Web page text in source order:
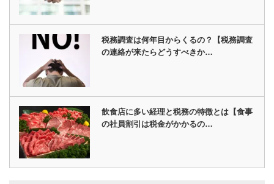
税務調査は何年目からくるの？【税務調査
の連絡が来たらどうすべきか…
飲食店に多い経理と税務の特徴とは【食事
の社員割引は税金がかかるの…